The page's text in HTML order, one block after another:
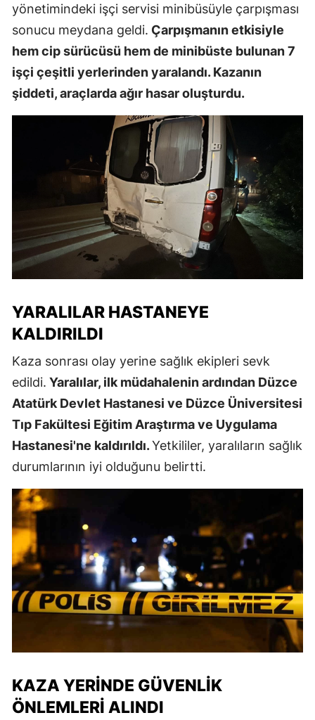
yönetimindeki işçi servisi minibüsüyle çarpışması
sonucu meydana geldi. Çarpışmanın etkisiyle
hem cip sürücüsü hem de minibüste bulunan 7
işçi çeşitli yerlerinden yaralandı. Kazanın
şiddeti, araçlarda ağır hasar oluşturdu.
YARALILAR HASTANEYE
KALDIRILDI
Kaza sonrası olay yerine sağlık ekipleri sevk
edildi. Yaralılar, ilk müdahalenin ardından Düzce
Atatürk Devlet Hastanesi ve Düzce Üniversitesi
Tıp Fakültesi Eğitim Araştırma ve Uygulama
Hastanesi'ne kaldırıldı.Yetkililer, yaralıların sağlık
durumlarının iyi olduğunu belirtti.
KAZA YERINDE GÜVENLIK
ÖNLEMLERI ALINDI